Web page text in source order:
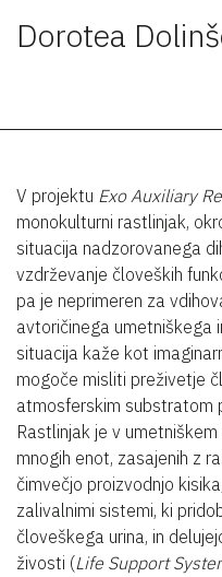
Dorotea
V projektu Exo Auxiliary
monokulturni rastlinjak,
situacija nadzorovanega
vzdrževanje človeških
pa je neprimeren za
avtoričinega umetniškega
situacija kaže kot
mogoče misliti preživetje
atmosferskim substratom
Rastlinjak je v
mnogih enot, zasajenih z
čimvečjo proizvodnjo
zalivalnimi sistemi, ki
človeškega urina, in
živosti (Life SupportS